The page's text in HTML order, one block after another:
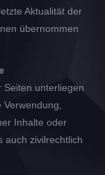
Aktualität der
übernommen
Seiten unterliegen
Inhalte oder
auch zivilrechtlich